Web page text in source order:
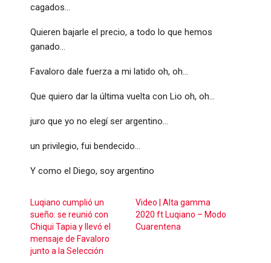
cagados…
Quieren bajarle el precio, a todo lo que hemos
ganado…
Favaloro dale fuerza a mi latido oh, oh…
Que quiero dar la última vuelta con Lio oh, oh…
juro que yo no elegí ser argentino…
un privilegio, fui bendecido…
Y como el Diego, soy argentino
Luqiano cumplió un
sueño: se reunió con
Chiqui Tapia y llevó el
mensaje de Favaloro
junto a la Selección
Video | Alta gamma
2020 ft Luqiano – Modo
Cuarentena